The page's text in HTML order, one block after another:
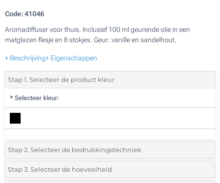
Code:41046
Aromadiffuser voor thuis. Inclusief 100 ml geurende olie in een
matglazen flesje en 8 stokjes. Geur: vanille en sandelhout.
+ Beschrijving+ Eigenschappen
Stap 1. Selecteer de product kleur
* Selecteer kleur:
Stap 2. Selecteer de bedrukkingstechniek
*Selecteer de bedrukking en kleuren van het logo:
Stap 3. Selecteer de hoeveelheid